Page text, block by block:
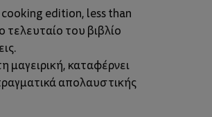
cooking edition, less than
του βιβλίο
μαγειρική, καταφέρνει
απολαυστικής